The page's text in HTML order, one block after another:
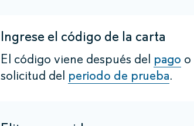
Ingrese el código de la carta
El código viene después del pago o
solicitud del periodo de prueba.